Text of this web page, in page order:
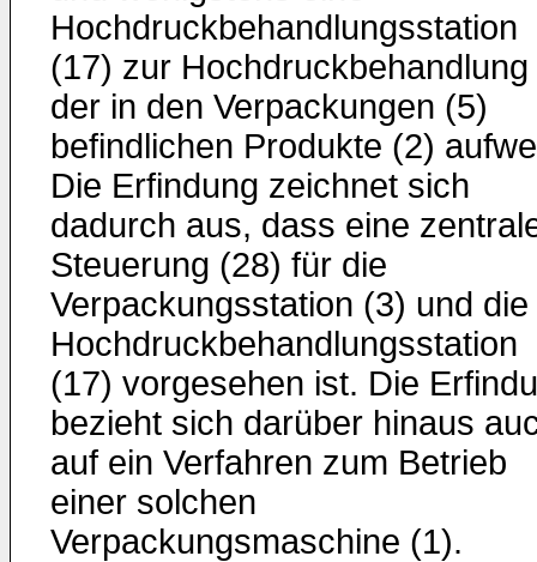
Hochdruckbehandlungsstation
(17) zur Hochdruckbehandlung
der in den Verpackungen (5)
befindlichen Produkte (2)
Die Erfindung zeichnet sich
dadurch aus, dass eine
Steuerung (28) für die
Verpackungsstation (3) und die
Hochdruckbehandlungsstation
(17) vorgesehen ist. Die
bezieht sich darüber hinaus
auf ein Verfahren zum Betrieb
einer solchen
Verpackungsmaschine (1).